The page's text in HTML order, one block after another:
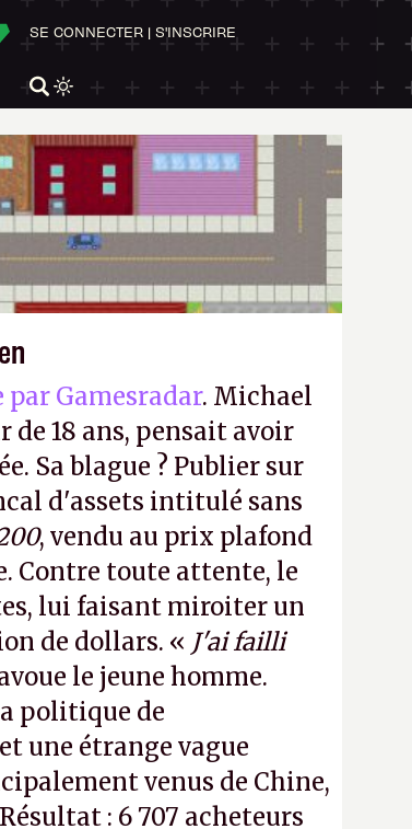
SE CONNECTER | S'INSCRIRE
par Gamesradar. Michael
de 18 ans, pensait avoir
Sa blague ? Publier sur
d'assets intitulé sans
, vendu au prix plafond
Contre toute attente, le
lui faisant miroiter un
de dollars. « J'ai failli
le jeune homme.
politique de
une étrange vague
venus de Chine,
: 6 707 acheteurs